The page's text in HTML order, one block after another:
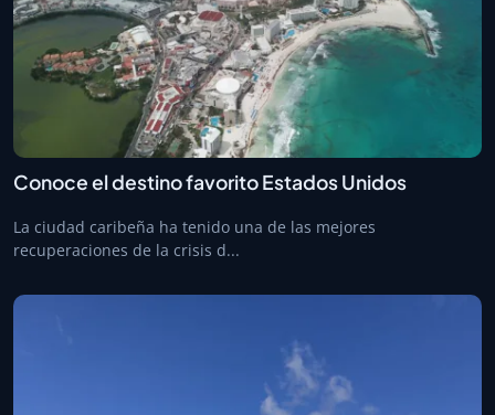
Conoce el destino favorito Estados Unidos
La ciudad caribeña ha tenido una de las mejores
recuperaciones de la crisis d...